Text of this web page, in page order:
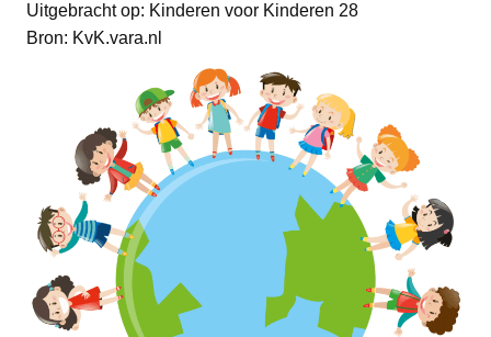
Uitgebracht op: Kinderen voor Kinderen 28
Bron: KvK.vara.nl